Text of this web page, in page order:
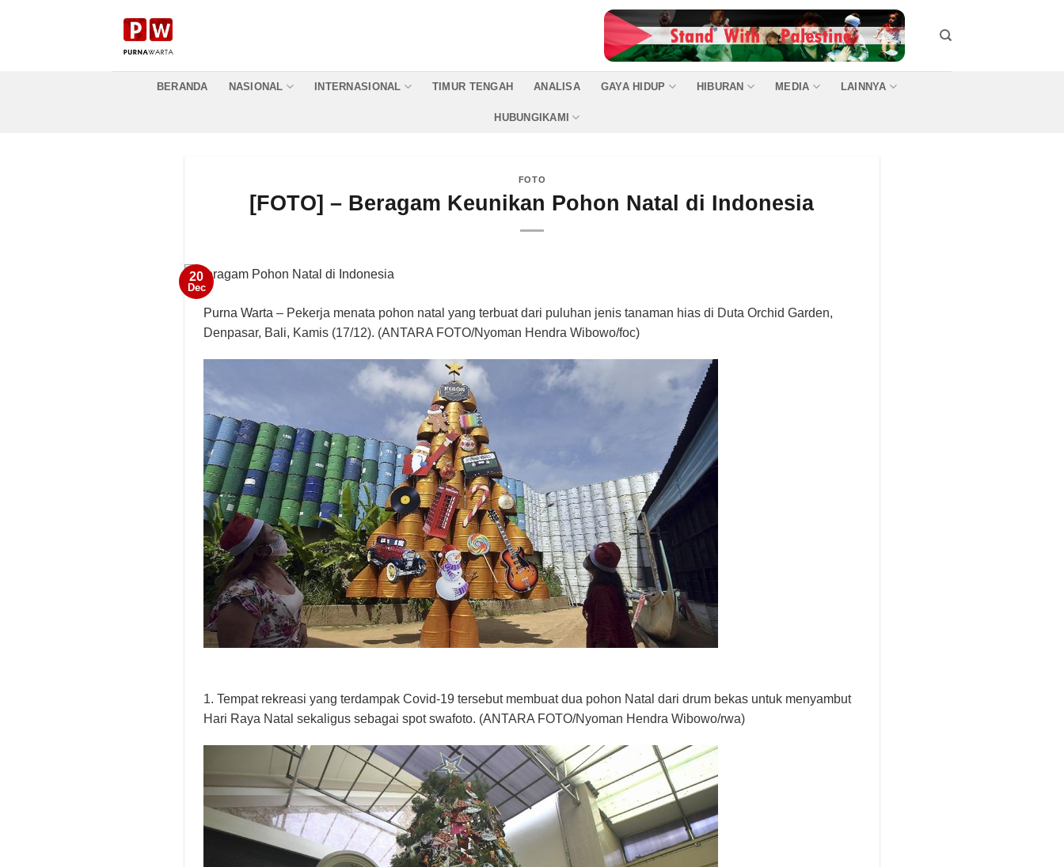
BERANDA NASIONAL INTERNASIONAL TIMUR TENGAH ANALISA GAYA HIDUP HIBURAN MEDIA LAINNYA
HUBUNGIKAMI
FOTO
[FOTO] – Beragam Keunikan Pohon Natal di Indonesia
20
Dec
Purna Warta – Pekerja menata pohon natal yang terbuat dari puluhan jenis tanaman hias di Duta Orchid Garden,
Denpasar, Bali, Kamis (17/12). (ANTARA FOTO/Nyoman Hendra Wibowo/foc)
1. Tempat rekreasi yang terdampak Covid-19 tersebut membuat dua pohon Natal dari drum bekas untuk menyambut
Hari Raya Natal sekaligus sebagai spot swafoto. (ANTARA FOTO/Nyoman Hendra Wibowo/rwa)